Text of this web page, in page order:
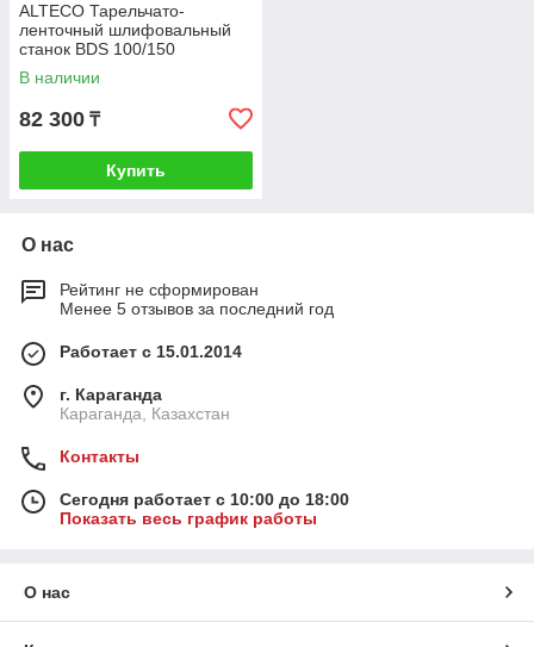
ALTECO Тарельчато-
ленточный шлифовальный
станок BDS 100/150
В наличии
82 300 ₸
Купить
О нас
Рейтинг не сформирован
Менее 5 отзывов за последний год
Работает с 15.01.2014
г. Караганда
Караганда, Казахстан
Контакты
Сегодня работает с 10:00 до 18:00
Показать весь график работы
О нас